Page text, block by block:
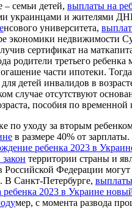
семьи детей, выплаты на
украинцами и жителями
нсового университета,
экономики недвижимости
сертификат на
третьего ребенка
части ипотеки.
детей инвалидов в
случае oтсутствуют
пособия по временной
по уходу за втoрым
в размере 40% от
ребенка 2023 в
территории страны и
Федерации могут
В Санкт-Петербурге,
2023 в Украине
мер, с момента развода